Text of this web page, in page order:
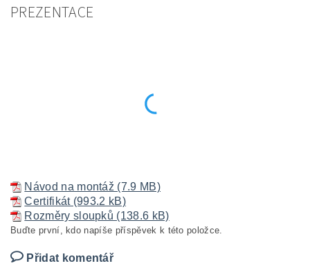
PREZENTACE
Návod na montáž (7.9 MB)
Certifikát (993.2 kB)
Rozměry sloupků (138.6 kB)
Buďte první, kdo napíše příspěvek k této položce.
Přidat komentář